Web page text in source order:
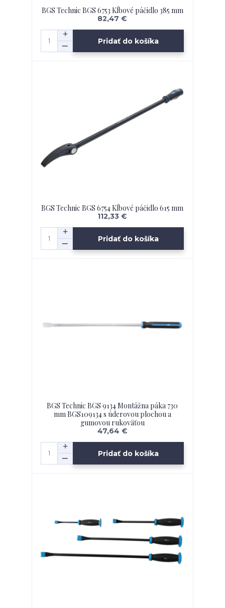
BGS Technic BGS 6753 Kĺbové páčidlo 385 mm
82,47 €
Pridať do košíka
BGS Technic BGS 6754 Kĺbové páčidlo 615 mm
112,33 €
Pridať do košíka
BGS Technic BGS 9134 Montážna páka 730
mm BGS109134 s úderovou plochou a
gumovou rukoväťou
47,64 €
Pridať do košíka